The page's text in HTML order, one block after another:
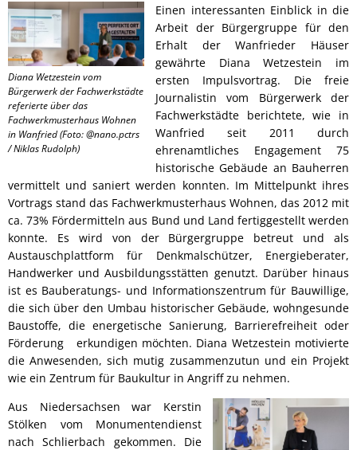
Diana Wetzestein vom
Bürgerwerk der Fachwerkstädte
referierte über das
Fachwerkmusterhaus Wohnen
in Wanfried (Foto: @nano.pctrs
/ Niklas Rudolph)
Einen interessanten Einblick in die
Arbeit der Bürgergruppe für den
Erhalt der Wanfrieder Häuser
gewährte Diana Wetzestein im
ersten Impulsvortrag. Die freie
Journalistin vom Bürgerwerk der
Fachwerkstädte berichtete, wie in
Wanfried seit 2011 durch
ehrenamtliches Engagement 75
historische Gebäude an Bauherren
vermittelt und saniert werden konnten. Im Mittelpunkt ihres
Vortrags stand das Fachwerkmusterhaus Wohnen, das 2012 mit
ca. 73% Fördermitteln aus Bund und Land fertiggestellt werden
konnte. Es wird von der Bürgergruppe betreut und als
Austauschplattform für Denkmalschützer, Energieberater,
Handwerker und Ausbildungsstätten genutzt. Darüber hinaus
ist es Bauberatungs- und Informationszentrum für Bauwillige,
die sich über den Umbau historischer Gebäude, wohngesunde
Baustoffe, die energetische Sanierung, Barrierefreiheit oder
Förderung erkundigen möchten. Diana Wetzestein motivierte
die Anwesenden, sich mutig zusammenzutun und ein Projekt
wie ein Zentrum für Baukultur in Angriff zu nehmen.
Aus Niedersachsen war Kerstin
Stölken vom Monumentendienst
nach Schlierbach gekommen. Die